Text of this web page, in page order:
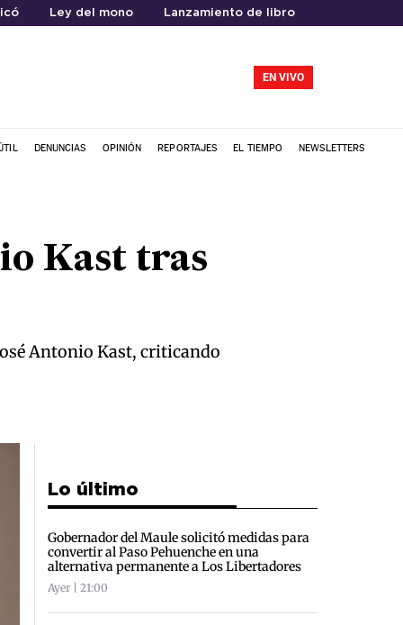
Ley del mono Lanzamiento de libro
EN VIVO
DENUNCIAS OPINIÓN REPORTAJES EL TIEMPO NEWSLETTERS
Kast tras
Antonio Kast, criticando
Lo último
Gobernador del Maule solicitó medidas para
convertir al Paso Pehuenche en una
alternativa permanente a Los Libertadores
Ayer | 21:00